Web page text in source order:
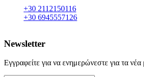
+30 2112150116
+30 6945557126
Newsletter
Εγγραφείτε για να ενημερώνεστε για τα νέα